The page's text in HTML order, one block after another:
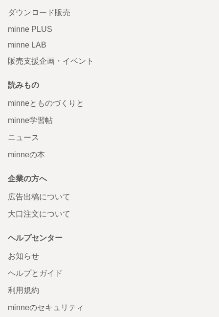
ダウンロード販売
minne PLUS
minne LAB
販売支援企画・イベント
読みもの
minneとものづくりと
minne学習帖
ニュース
minneの本
企業の方へ
広告出稿について
大口注文について
ヘルプセンター
お知らせ
ヘルプとガイド
利用規約
minneのセキュリティ